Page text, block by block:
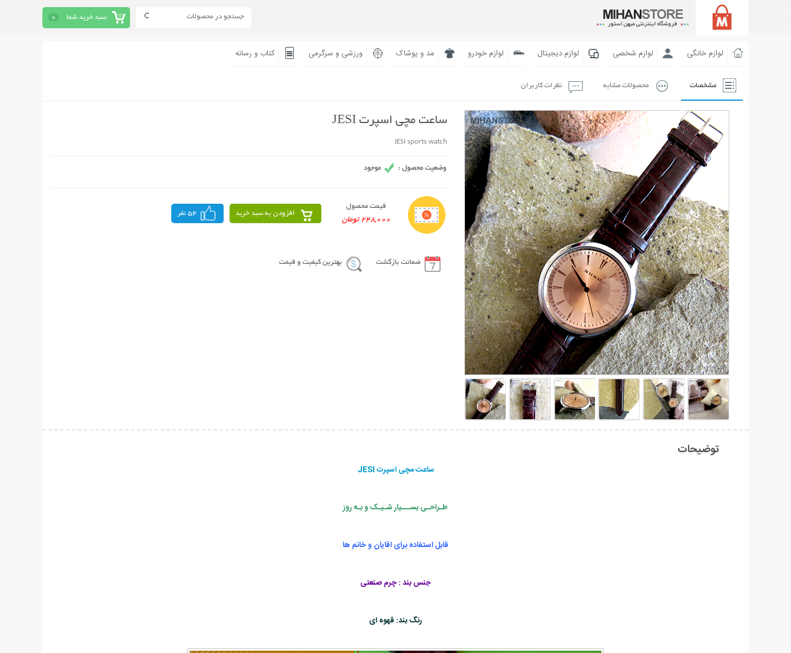
سبد خرید شما 0
لوازم خانگی لوازم شخصی لوازم دیجیتال لوازم خودرو مد و پوشاک ورزشی و سرگرمی کتاب و رسانه
مشخصات محصولات مشابه نظرات کاربران
ساعت مچی اسپرت JESI
JESI sports watch
قیمت محصول
248,000 تومان
افزودن به سبد خرید 54 نفر
ضمانت بازگشت بهترین کیفیت و قیمت
توضیحات
ساعت مچی اسپرت JESI
طـراحـی بســـیار شـیـک و بـه روز
قابل استفاده برای اقایان و خانم ها
جنس بند : چرم صنعتی
رنگ بند: قهوه ای